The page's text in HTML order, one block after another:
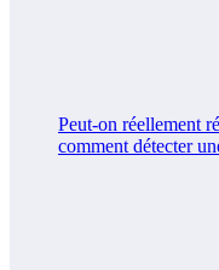
Peut-on réellement
comment détecter